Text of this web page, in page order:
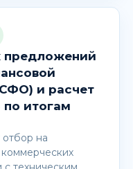
предложений
и расчет
по итогам
отбор на